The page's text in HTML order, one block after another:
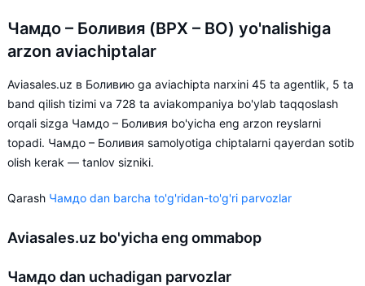
Чамдо – Боливия (BPX – BO) yo'nalishiga
arzon aviachiptalar
Aviasales.uz в Боливию ga aviachipta narxini 45 ta agentlik, 5 ta
band qilish tizimi va 728 ta aviakompaniya bo'ylab taqqoslash
orqali sizga Чамдо – Боливия bo'yicha eng arzon reyslarni
topadi. Чамдо – Боливия samolyotiga chiptalarni qayerdan sotib
olish kerak — tanlov sizniki.
Qarash Чамдо dan barcha to'g'ridan-to'g'ri parvozlar
Aviasales.uz bo'yicha eng ommabop
Чамдо dan uchadigan parvozlar